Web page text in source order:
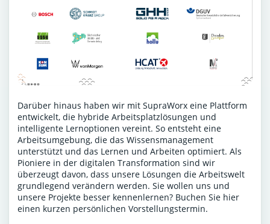
Darüber hinaus haben wir mit SupraWorx eine Plattform
entwickelt, die hybride Arbeitsplatzlösungen und
intelligente Lernoptionen vereint. So entsteht eine
Arbeitsumgebung, die das Wissensmanagement
unterstützt und das Lernen und Arbeiten optimiert. Als
Pioniere in der digitalen Transformation sind wir
überzeugt davon, dass unsere Lösungen die Arbeitswelt
grundlegend verändern werden. Sie wollen uns und
unsere Projekte besser kennenlernen? Buchen Sie hier
einen kurzen persönlichen Vorstellungstermin.